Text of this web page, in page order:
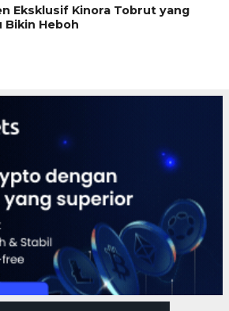
Eksklusif Kinora Tobrut yang
Bikin Heboh